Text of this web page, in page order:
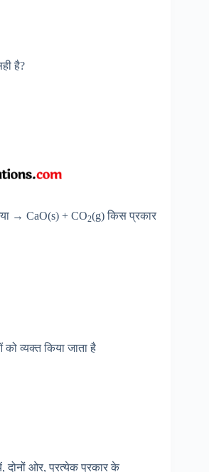
है?
→ CaO(s) + CO2(g) किस प्रकार
व्यक्त किया जाता है
दोनों ओर, प्रत्येक प्रकार के